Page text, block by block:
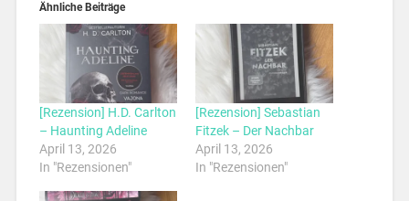
Ähnliche Beiträge
[Rezension] H.D. Carlton
– Haunting Adeline
April 13, 2026
In "Rezensionen"
[Rezension] Sebastian
Fitzek – Der Nachbar
April 13, 2026
In "Rezensionen"